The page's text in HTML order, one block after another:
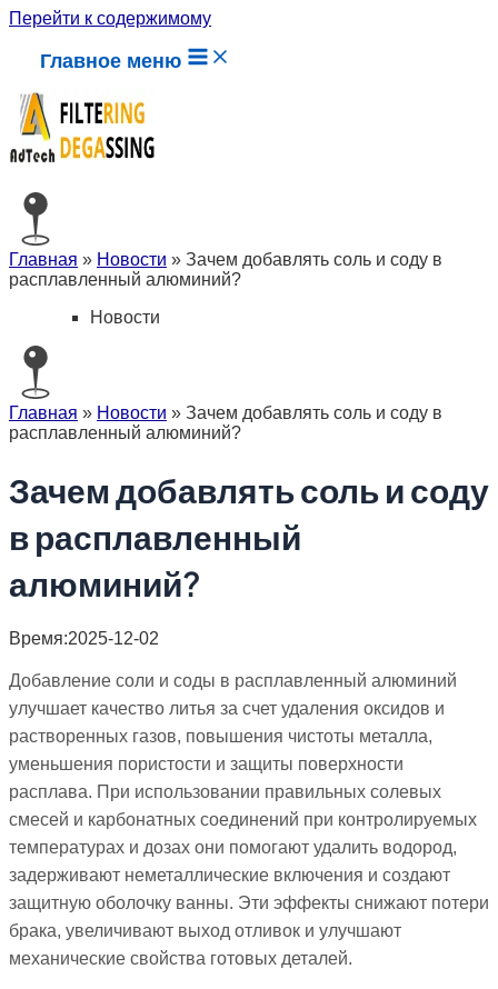
Перейти к содержимому
Главное меню
Главная » Новости » Зачем добавлять соль и соду в
расплавленный алюминий?
Новости
Главная » Новости » Зачем добавлять соль и соду в
расплавленный алюминий?
Зачем добавлять соль и соду
в расплавленный
алюминий?
Время:2025-12-02
Добавление соли и соды в расплавленный алюминий
улучшает качество литья за счет удаления оксидов и
растворенных газов, повышения чистоты металла,
уменьшения пористости и защиты поверхности
расплава. При использовании правильных солевых
смесей и карбонатных соединений при контролируемых
температурах и дозах они помогают удалить водород,
задерживают неметаллические включения и создают
защитную оболочку ванны. Эти эффекты снижают потери
брака, увеличивают выход отливок и улучшают
механические свойства готовых деталей.